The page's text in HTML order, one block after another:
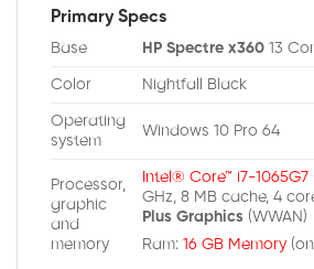
Primary Specs
Base HP Spectre x360 13
Color Nightfall Black
Operating
system
Windows 10 Pro 64
Processor,
graphic
and
memory
Intel® Core™ i7-1065G7
GHz, 8 MB cache, 4
Plus Graphics (WWAN)
Ram:16 GB Memory